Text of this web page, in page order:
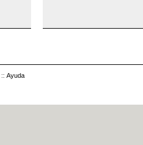
:: Ayuda